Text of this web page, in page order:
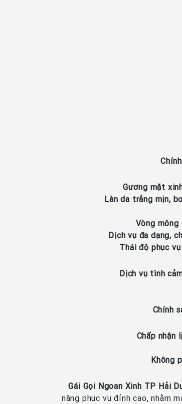
Gương mặt
Làn da trắng mịn,
Vòng
Dịch vụ đa dạng,
Thái độ phục
Dịch vụ tình
Chính
Chấp nhận
Không
Gái Gọi Ngoan Xinh TP Hải
năng phục vụ đỉnh cao, nhằm